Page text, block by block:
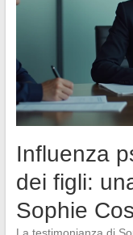
Influenza
dei figli:
Sophie